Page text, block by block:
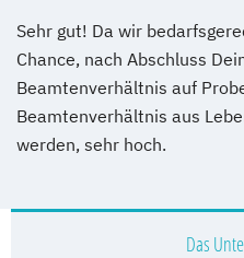
Sehr gut! Da wir
Chance, nach Abschluss
Beamtenverhältnis auf
Beamtenverhältnis aus
werden, sehr hoch.
Das